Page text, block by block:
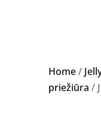
Home/
priežiūra /